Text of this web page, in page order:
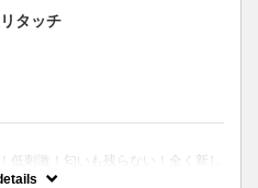
タッチ
低刺激！匂いも残らない！全く新し
トメニュー☆ ※根元２ｃｍまでの